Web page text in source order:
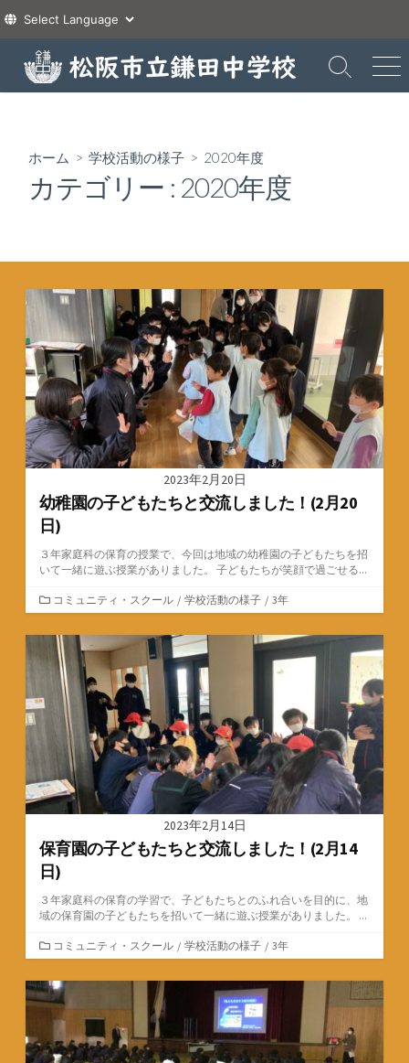
テ
検
索
メ
ニ
ホーム > 学校活動の様子 > 2020年度
カテゴリー : 2020年度
2023年2月20日
幼稚園の子どもたちと交流しました！(2月20
日)
３年家庭科の保育の授業で、今回は地域の幼稚園の子どもたちを招
いて一緒に遊ぶ授業がありました。 子どもたちが笑顔で過ごせる...
カ
テ
ゴ
リ
ー
コミュニティ・スクール / 学校活動の様子 / 3年
2023年2月14日
保育園の子どもたちと交流しました！(2月14
日)
３年家庭科の保育の学習で、子どもたちとのふれ合いを目的に、地
域の保育園の子どもたちを招いて一緒に遊ぶ授業がありました。 ...
カ
テ
ゴ
リ
コミュニティ・スクール / 学校活動の様子 / 3年